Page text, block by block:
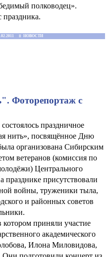
полководец».
праздника.
≡ НОВОСТИ
Фоторепортаж с
праздничное
нить», посвящённое Дню
организована Сибирским
ветеранов (комиссия по
Центрального
празднике присутствовали
войны, труженики тыла,
и районных советов
котором приняли участие
академического
Илона Миловидова,